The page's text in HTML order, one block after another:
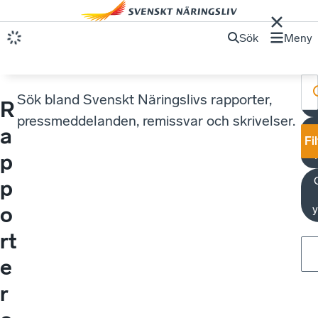
Sök Meny
R
a
p
p
o
rt
e
r
Sök bland Svenskt Näringslivs rapporter,
pressmeddelanden, remissvar och skrivelser.